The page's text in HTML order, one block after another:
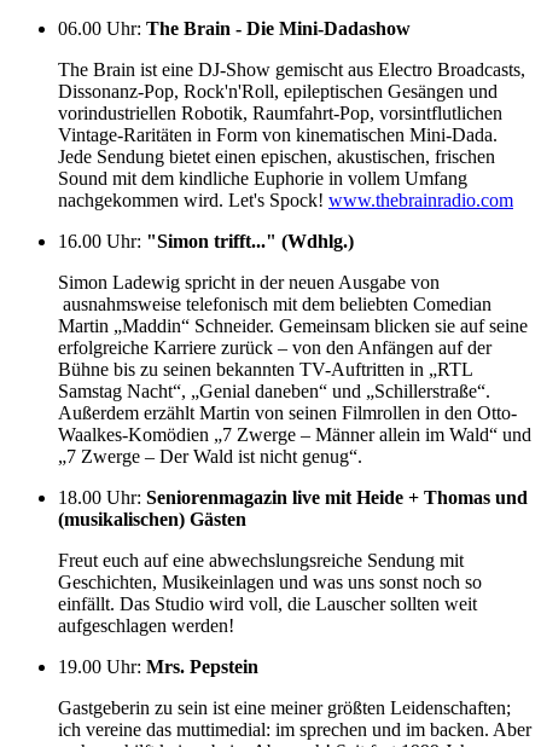
06.00 Uhr: The Brain - Die Mini-Dadashow
The Brain ist eine DJ-Show gemischt aus Electro Broadcasts,
Dissonanz-Pop, Rock'n'Roll, epileptischen Gesängen und
vorindustriellen Robotik, Raumfahrt-Pop, vorsintflutlichen
Vintage-Raritäten in Form von kinematischen Mini-Dada.
Jede Sendung bietet einen epischen, akustischen, frischen
Sound mit dem kindliche Euphorie in vollem Umfang
nachgekommen wird. Let's Spock! www.thebrainradio.com
16.00 Uhr: "Simon trifft..." (Wdhlg.)
Simon Ladewig spricht in der neuen Ausgabe von
ausnahmsweise telefonisch mit dem beliebten Comedian
Martin „Maddin“ Schneider. Gemeinsam blicken sie auf seine
erfolgreiche Karriere zurück – von den Anfängen auf der
Bühne bis zu seinen bekannten TV-Auftritten in „RTL
Samstag Nacht“, „Genial daneben“ und „Schillerstraße“.
Außerdem erzählt Martin von seinen Filmrollen in den Otto-
Waalkes-Komödien „7 Zwerge – Männer allein im Wald“ und
„7 Zwerge – Der Wald ist nicht genug“.
18.00 Uhr: Seniorenmagazin live mit Heide + Thomas und
(musikalischen) Gästen
Freut euch auf eine abwechslungsreiche Sendung mit
Geschichten, Musikeinlagen und was uns sonst noch so
einfällt. Das Studio wird voll, die Lauscher sollten weit
aufgeschlagen werden!
19.00 Uhr: Mrs. Pepstein
Gastgeberin zu sein ist eine meiner größten Leidenschaften;
ich vereine das muttimedial: im sprechen und im backen. Aber